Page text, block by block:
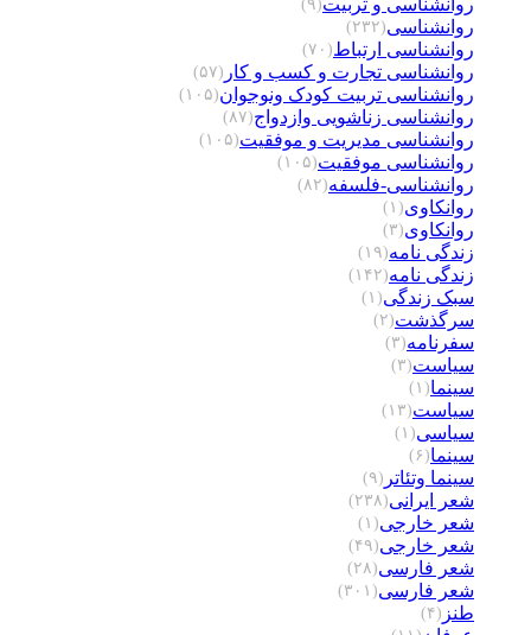
(۹)
روانشناسی(۲۳۲)
روانشناسی ارتباط(۷۰)
روانشناسی تجارت و کسب و کار (۵۷)
روانشناسی تربیت کودک ونوجوان(۱۰۵)
روانشناسی زناشویی وازدواج(۸۷)
روانشناسی مدیریت و موفقیت(۱۰۵)
روانشناسی موفقیت(۱۰۵)
روانشناسی-فلسفه(۸۲)
روانکاوی(۱)
روانکاوی(۳)
زندگی نامه(۱۹)
زندگی نامه(۱۴۲)
سبک زندگی(۱)
سرگذشت(۲)
سفرنامه(۳)
سیاست(۳)
سینما(۱)
سیاست(۱۳)
سیاسی(۱)
سینما(۶)
سینما وتئاتر (۹)
شعر ایرانی(۲۳۸)
شعر خارجی(۱)
شعر خارجی(۴۹)
شعر فارسی(۲۸)
شعر فارسی(۳۰۱)
طنز (۴)